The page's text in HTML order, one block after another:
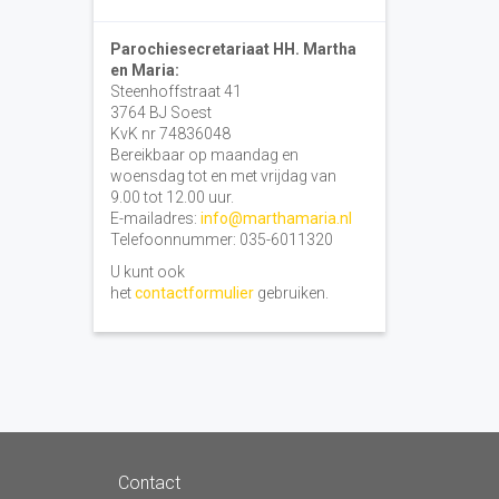
Parochiesecretariaat HH. Martha
en Maria:
Steenhoffstraat 41
3764 BJ Soest
KvK nr 74836048
Bereikbaar op maandag en
woensdag tot en met vrijdag van
9.00 tot 12.00 uur.
E-mailadres: info@marthamaria.nl
Telefoonnummer: 035-6011320
U kunt ook
hetcontactformuliergebruiken.
Contact